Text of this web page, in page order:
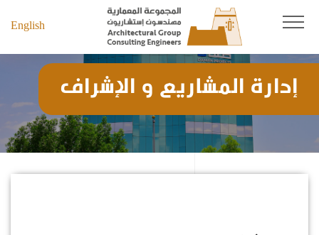
English
إدارة المشاريع و الإشراف